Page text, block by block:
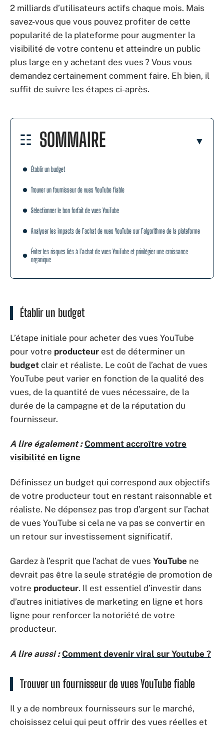
2 milliards d’utilisateurs actifs chaque mois. Mais
savez-vous que vous pouvez profiter de cette
popularité de la plateforme pour augmenter la
visibilité de votre contenu et atteindre un public
plus large en y achetant des vues ? Vous vous
demandez certainement comment faire. Eh bien, il
suffit de suivre les étapes ci-après.
SOMMAIRE
Établir un budget
Trouver un fournisseur de vues YouTube fiable
Sélectionner le bon forfait de vues YouTube
Analyser les impacts de l’achat de vues YouTube sur l’algorithme de la plateforme
Éviter les risques liés à l’achat de vues YouTube et privilégier une croissance
organique
Établir un budget
L’étape initiale pour acheter des vues YouTube
pour votre producteur est de déterminer un
budget clair et réaliste. Le coût de l’achat de vues
YouTube peut varier en fonction de la qualité des
vues, de la quantité de vues nécessaire, de la
durée de la campagne et de la réputation du
fournisseur.
A lire également : Comment accroître votre
visibilité en ligne
Définissez un budget qui correspond aux objectifs
de votre producteur tout en restant raisonnable et
réaliste. Ne dépensez pas trop d’argent sur l’achat
de vues YouTube si cela ne va pas se convertir en
un retour sur investissement significatif.
Gardez à l’esprit que l’achat de vues YouTube ne
devrait pas être la seule stratégie de promotion de
votre producteur. Il est essentiel d’investir dans
d’autres initiatives de marketing en ligne et hors
ligne pour renforcer la notoriété de votre
producteur.
A lire aussi : Comment devenir viral sur Youtube ?
Trouver un fournisseur de vues YouTube fiable
Il y a de nombreux fournisseurs sur le marché,
choisissez celui qui peut offrir des vues réelles et